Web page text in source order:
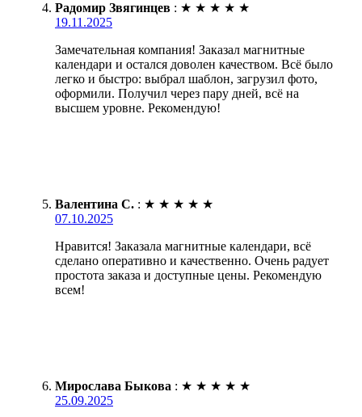
Радомир Звягинцев : ★ ★ ★ ★ ★
19.11.2025
Замечательная компания! Заказал магнитные
календари и остался доволен качеством. Всё было
легко и быстро: выбрал шаблон, загрузил фото,
оформили. Получил через пару дней, всё на
высшем уровне. Рекомендую!
Валентина С. : ★ ★ ★ ★ ★
07.10.2025
Нравится! Заказала магнитные календари, всё
сделано оперативно и качественно. Очень радует
простота заказа и доступные цены. Рекомендую
всем!
Мирослава Быкова : ★ ★ ★ ★ ★
25.09.2025